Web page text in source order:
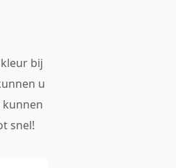
bij
u
kunnen
snel!